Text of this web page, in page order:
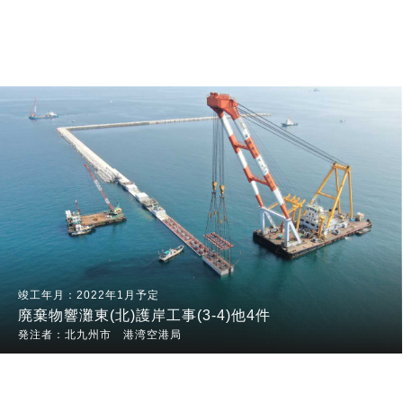
2022年1月予定
廃棄物響灘東(北)護岸工事(3-4)他4件
北九州市 港湾空港局